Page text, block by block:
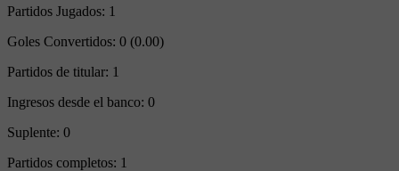
Partidos Jugados: 1
Goles Convertidos: 0 (0.00)
Partidos de titular: 1
Ingresos desde el banco: 0
Suplente: 0
Partidos completos: 1